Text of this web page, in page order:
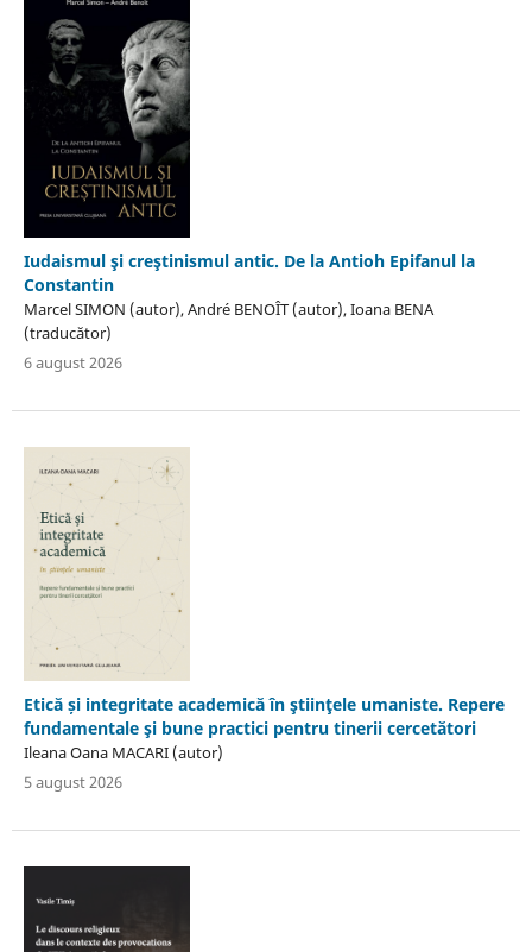
Iudaismul şi creştinismul antic. De la Antioh Epifanul la
Constantin
Marcel SIMON (autor), André BENOÎT (autor), Ioana BENA
(traducător)
6 august 2026
Etică și integritate academică în ştiinţele umaniste. Repere
fundamentale şi bune practici pentru tinerii cercetători
Ileana Oana MACARI (autor)
5 august 2026